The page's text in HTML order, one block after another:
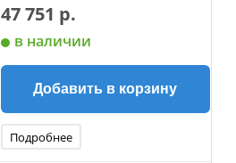
47 751 р.
в наличии
Добавить в корзину
Подробнее